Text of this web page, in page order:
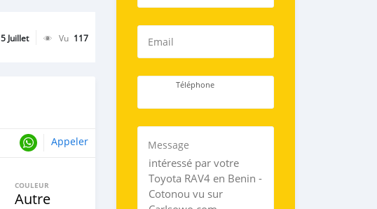
5 Juillet Vu 117
Appeler
COULEUR
Autre
Email
Téléphone
Message